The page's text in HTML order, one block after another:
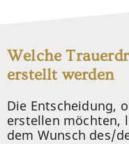
Welche
erstellt werden
Die Entscheidung,
erstellen möchten,
dem Wunsch des/